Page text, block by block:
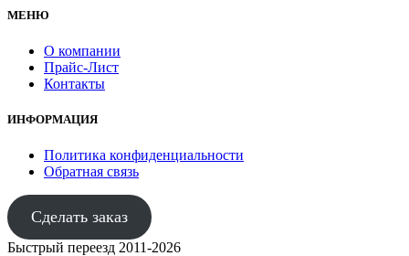
МЕНЮ
О компании
Прайс-Лист
Контакты
ИНФОРМАЦИЯ
Политика конфиденциальности
Обратная связь
Сделать заказ
Быстрый переезд 2011-2026